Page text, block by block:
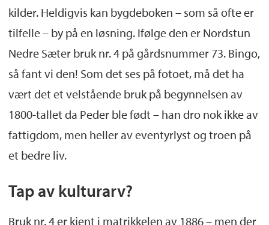
kilder. Heldigvis kan bygdeboken – som så ofte er
tilfelle – by på en løsning. Ifølge den er Nordstun
Nedre Sæter bruk nr. 4 på gårdsnummer 73. Bingo,
så fant vi den! Som det ses på fotoet, må det ha
vært det et velstående bruk på begynnelsen av
1800-tallet da Peder ble født – han dro nok ikke av
fattigdom, men heller av eventyrlyst og troen på
et bedre liv.
Tap av kulturarv?
Bruk nr. 4 er kjent i matrikkelen av 1886 – men der